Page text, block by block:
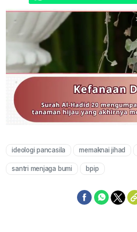
ideologi pancasila memaknai jihad
santri menjaga bumi bpip